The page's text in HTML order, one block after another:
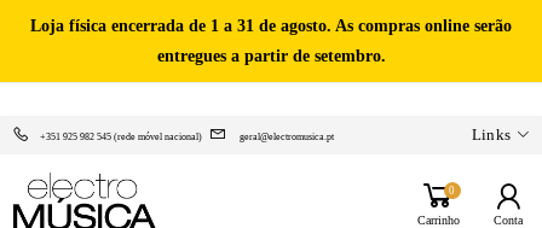
Loja física encerrada de 1 a 31 de agosto. As compras online serão
entregues a partir de setembro.
+351 925 982 545 (rede móvel nacional) geral@electromusica.pt Links
0
Carrinho Conta